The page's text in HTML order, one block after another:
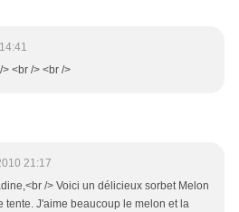
<br /> <br />
21:17
/> Voici un délicieux sorbet Melon
tente. J'aime beaucoup le melon et la